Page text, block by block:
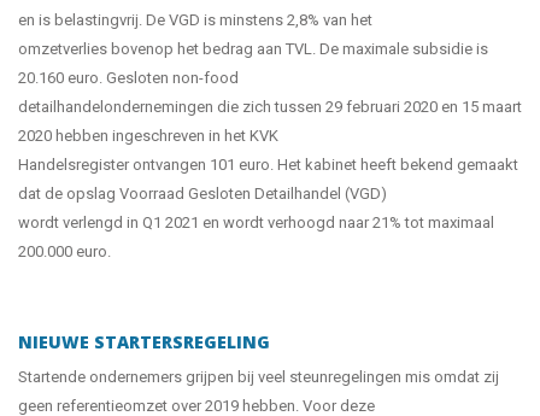
en is belastingvrij. De VGD is minstens 2,8% van het
omzetverlies bovenop het bedrag aan TVL. De maximale subsidie is
20.160 euro. Gesloten non-food
detailhandelondernemingen die zich tussen 29 februari 2020 en 15 maart
2020 hebben ingeschreven in het KVK
Handelsregister ontvangen 101 euro. Het kabinet heeft bekend gemaakt
dat de opslag Voorraad Gesloten Detailhandel (VGD)
wordt verlengd in Q1 2021 en wordt verhoogd naar 21% tot maximaal
200.000 euro.
NIEUWE STARTERSREGELING
Startende ondernemers grijpen bij veel steunregelingen mis omdat zij
geen referentieomzet over 2019 hebben. Voor deze